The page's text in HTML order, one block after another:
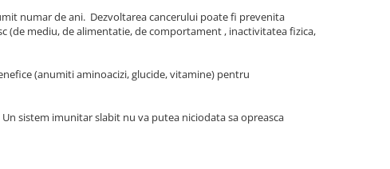
numar de ani. Dezvoltarea cancerului poate fi prevenita
(de mediu, de alimentatie, de comportament , inactivitatea fizica,
(anumiti aminoacizi, glucide, vitamine) pentru
sistem imunitar slabit nu va putea niciodata sa opreasca